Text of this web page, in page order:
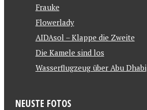
Frauke
Flowerlady
AIDAsol – Klappe die Zweite
Die Kamele sind los
Wasserflugzeug über Abu Dhabi
NEUSTE FOTOS